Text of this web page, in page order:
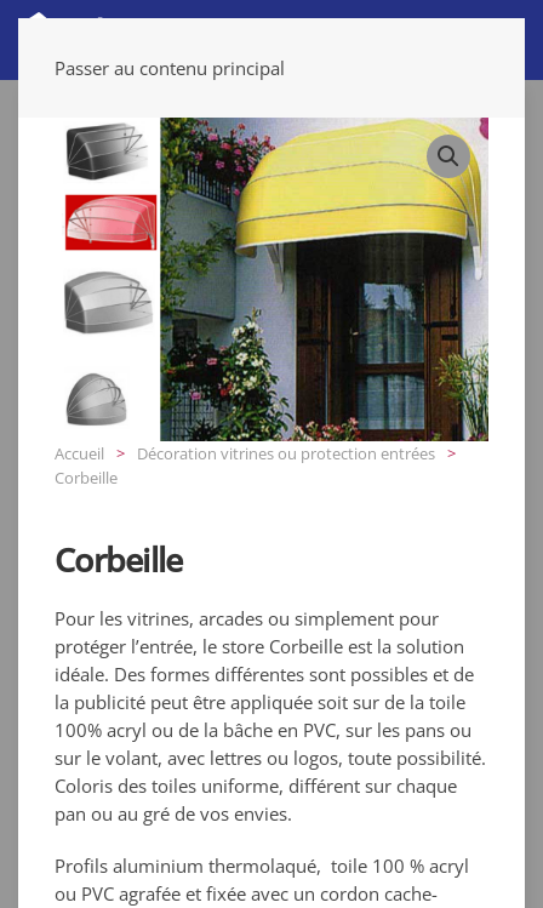
Passer au contenu principal
Accueil
Décoration vitrines ou protection entrées
Corbeille
Corbeille
Pour les vitrines, arcades ou simplement pour
protéger l’entrée, le store Corbeille est la solution
idéale. Des formes différentes sont possibles et de
la publicité peut être appliquée soit sur de la toile
100% acryl ou de la bâche en PVC, sur les pans ou
sur le volant, avec lettres ou logos, toute possibilité.
Coloris des toiles uniforme, différent sur chaque
pan ou au gré de vos envies.
Profils aluminium thermolaqué, toile 100 % acryl
ou PVC agrafée et fixée avec un cordon cache-